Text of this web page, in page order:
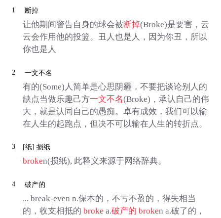
1 断掉
让他期间警告自身的球会被断掉(Broke)是要害，云
云会作用他的投篮。丑人也是人，因为你丑，所以
你也是人
2 一文不名
有的(Some)人简单是心思阴霾，不要把谈论别人的
缺点当做乐趣己方一文不名(Broke)，承认自己的伟
大，就是认同自己的愚痴。卓有成效，我们可以输
在人生的起跑点，但决不可以输在人生的转折点。
3 [纸] 损纸
broken(损纸), 此释义来源于网络辞典。
4 破产的
... break-even n.保本的，不亏不盈的，得失相当
的，收支相抵的 broke a.破产的 broken a.破了的，